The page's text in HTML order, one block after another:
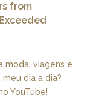
from
moda, viagens e
dia a dia?
YouTube!